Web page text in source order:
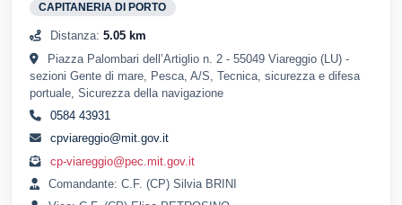
CAPITANERIA DI PORTO
Distanza: 5.05 km
Piazza Palombari dell’Artiglio n. 2 - 55049 Viareggio (LU) -
sezioni Gente di mare, Pesca, A/S, Tecnica, sicurezza e difesa
portuale, Sicurezza della navigazione
0584 43931
cpviareggio@mit.gov.it
cp-viareggio@pec.mit.gov.it
Comandante: C.F. (CP) Silvia BRINI